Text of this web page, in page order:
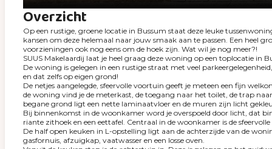
Overzicht
Op een rustige, groene locatie in Bussum staat deze leuke
kansen om deze helemaal naar jouw smaak aan te passen. Een heel
voorzieningen ook nog eens om de hoek zijn. Wat wil je nog meer?!
SUUS Makelaardij laat je heel graag deze woning op een toplocatie
De woning is gelegen in een rustige straat met veel
en dat zelfs op eigen grond!
De netjes aangelegde, sfeervolle voortuin geeft je meteen een fijn
de woning vind je de meterkast, de toegang naar het toilet, de trap
begane grond ligt een nette laminaatvloer en de muren zijn licht
Bij binnenkomst in de woonkamer word je overspoeld door licht, dat
riante zithoek en een eettafel. Centraal in de woonkamer is de
De half open keuken in L-opstelling ligt aan de achterzijde van de
gasfornuis, afzuigkap, vaatwasser en een losse oven.